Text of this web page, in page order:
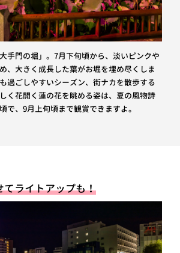
手門の堀」。7月下旬頃から、淡いピンクや
、大きく成長した葉がお堀を埋め尽くしま
過ごしやすいシーズン、街ナカを散歩する
く花開く蓮の花を眺める姿は、夏の風物詩
で、9月上旬頃まで観賞できますよ。
てライトアップも！